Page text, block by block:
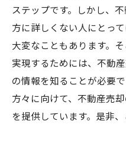
ステップです。しかし、
方に詳しくない人にとっ
大変なこともあります。
実現するためには、不動
の情報を知ることが必要
方々に向けて、不動産売
を提供しています。是非、